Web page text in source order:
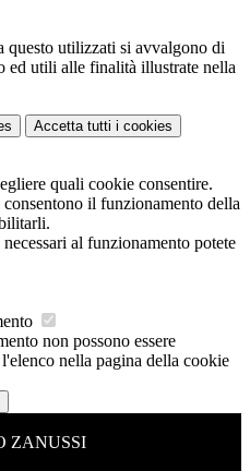
questo utilizzati si avvalgono di
ed utili alle finalità illustrate nella
Accetta tutti i cookies
quali cookie consentire.
il funzionamento della
al funzionamento potete
non possono essere
nella pagina della cookie
ZANUSSI